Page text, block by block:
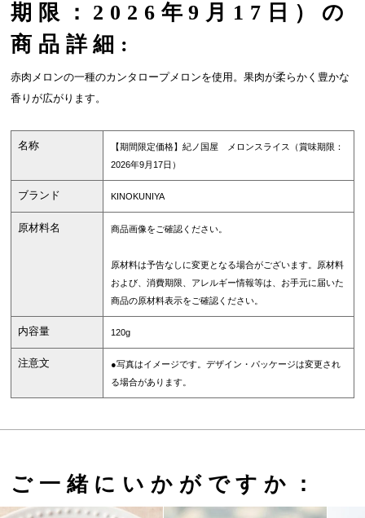
期限：2026年9月17日）の
商品詳細:
赤肉メロンの一種のカンタロープメロンを使用。果肉が柔らかく豊かな
香りが広がります。
名称
【期間限定価格】紀ノ国屋 メロンスライス（賞味期限：
2026年9月17日）
ブランド KINOKUNIYA
原材料名 商品画像をご確認ください。
原材料は予告なしに変更となる場合がございます。原材料
および、消費期限、アレルギー情報等は、お手元に届いた
商品の原材料表示をご確認ください。
内容量 120g
注意文
●写真はイメージです。デザイン・パッケージは変更され
る場合があります。
ご一緒にいかがですか：